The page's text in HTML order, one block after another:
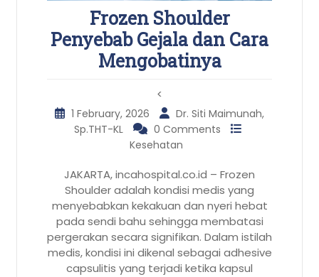
Frozen Shoulder
Penyebab Gejala dan Cara
Mengobatinya
<
1 February, 2026
Dr. Siti Maimunah,
Sp.THT-KL
0 Comments
Kesehatan
JAKARTA, incahospital.co.id – Frozen
Shoulder adalah kondisi medis yang
menyebabkan kekakuan dan nyeri hebat
pada sendi bahu sehingga membatasi
pergerakan secara signifikan. Dalam istilah
medis, kondisi ini dikenal sebagai adhesive
capsulitis yang terjadi ketika kapsul